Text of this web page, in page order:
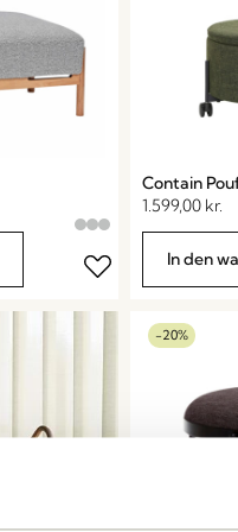
Contain
1.599,00 kr.
In den
-20%